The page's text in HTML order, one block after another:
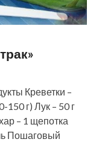
Креветки –
г) Лук – 50 г
– 1 щепотка
Пошаговый